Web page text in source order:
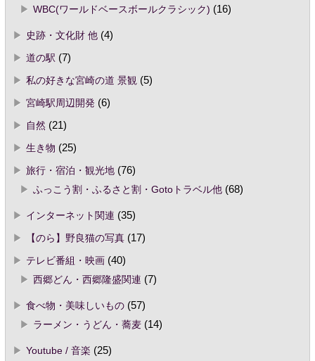
WBC(ワールドベースボールクラシック) (16)
史跡・文化財 他(4)
道の駅 (7)
私の好きな宮崎の道 景観 (5)
宮崎駅周辺開発(6)
自然 (21)
生き物 (25)
旅行・宿泊・観光地(76)
ふっこう割・ふるさと割・Gotoトラベル他(68)
インターネット関連 (35)
【のら】野良猫の写真(17)
テレビ番組・映画(40)
西郷どん・西郷隆盛関連 (7)
食べ物・美味しいもの(57)
ラーメン・うどん・蕎麦(14)
Youtube / 音楽 (25)